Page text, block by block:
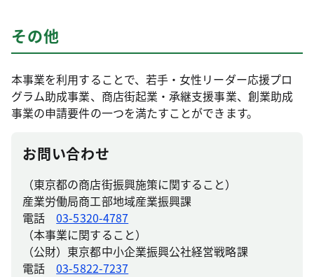
その他
本事業を利用することで、若手・女性リーダー応援プロ
グラム助成事業、商店街起業・承継支援事業、創業助成
事業の申請要件の一つを満たすことができます。
お問い合わせ
（東京都の商店街振興施策に関すること）
産業労働局商工部地域産業振興課
電話03-5320-4787
（本事業に関すること）
（公財）東京都中小企業振興公社経営戦略課
電話03-5822-7237